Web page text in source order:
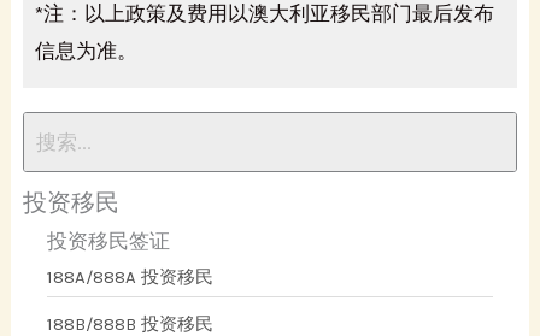
​*注：以上政策及费用以澳大利亚移民部门最后发布
信息为准。
投资移民
投资移民签证
188A/888A 投资移民
188B/888B 投资移民